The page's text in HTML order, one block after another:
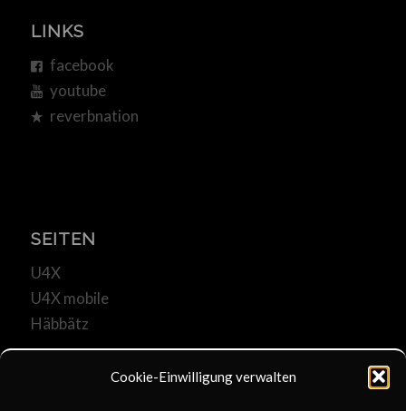
Cookie-Einwilligung verwalten
LINKS
facebook
youtube
reverbnation
SEITEN
U4X
U4X mobile
Häbbätz